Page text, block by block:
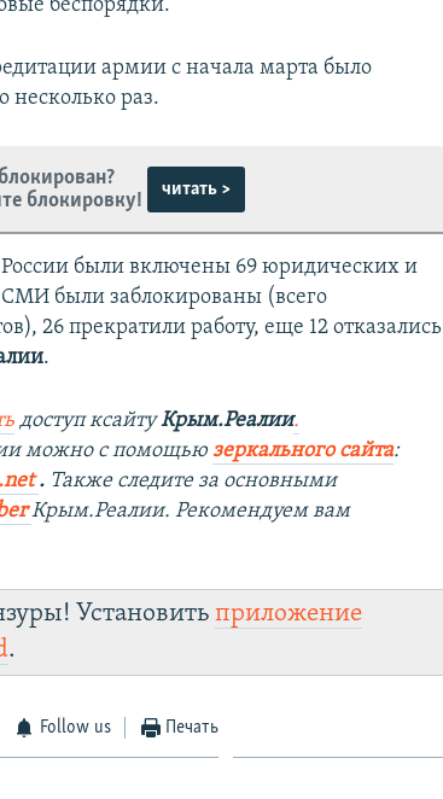
беспорядки.
армии с начала марта было
несколько раз.
блокировку!
читать >
России были включены 69 юридических и
были заблокированы (всего
26 прекратили работу, еще 12 отказались
.
доступ ксайтуКрым.Реалии.
можно с помощьюзеркального сайта:
. Также следите за основными
Крым.Реалии. Рекомендуем вам
Установитьприложение
.
Follow us Печать